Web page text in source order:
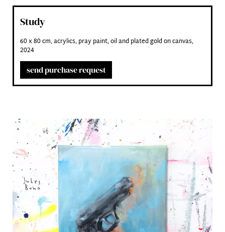
Study
60 x 80 cm, acrylics, pray paint, oil and plated gold on canvas,
2024
send purchase request
Artwork